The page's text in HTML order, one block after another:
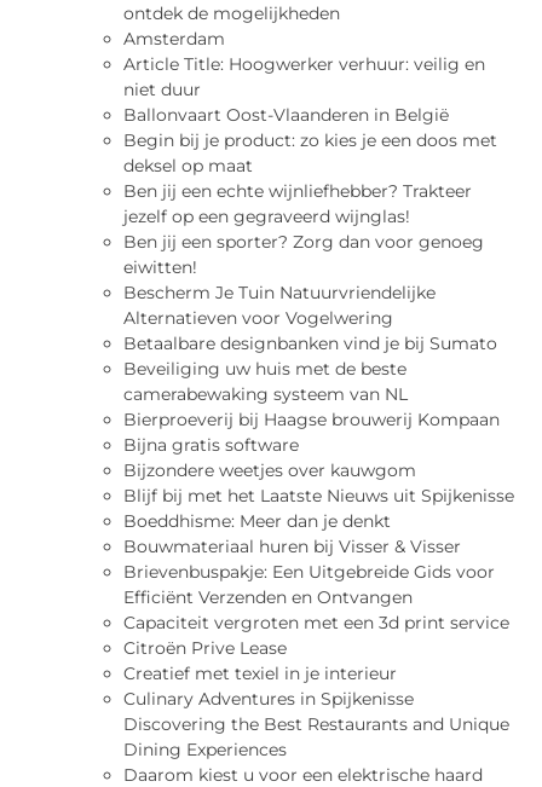
ontdek de mogelijkheden
Amsterdam
Article Title: Hoogwerker verhuur: veilig en
niet duur
Ballonvaart Oost-Vlaanderen in België
Begin bij je product: zo kies je een doos met
deksel op maat
Ben jij een echte wijnliefhebber? Trakteer
jezelf op een gegraveerd wijnglas!
Ben jij een sporter? Zorg dan voor genoeg
eiwitten!
Bescherm Je Tuin Natuurvriendelijke
Alternatieven voor Vogelwering
Betaalbare designbanken vind je bij Sumato
Beveiliging uw huis met de beste
camerabewaking systeem van NL
Bierproeverij bij Haagse brouwerij Kompaan
Bijna gratis software
Bijzondere weetjes over kauwgom
Blijf bij met het Laatste Nieuws uit Spijkenisse
Boeddhisme: Meer dan je denkt
Bouwmateriaal huren bij Visser & Visser
Brievenbuspakje: Een Uitgebreide Gids voor
Efficiënt Verzenden en Ontvangen
Capaciteit vergroten met een 3d print service
Citroën Prive Lease
Creatief met texiel in je interieur
Culinary Adventures in Spijkenisse
Discovering the Best Restaurants and Unique
Dining Experiences
Daarom kiest u voor een elektrische haard